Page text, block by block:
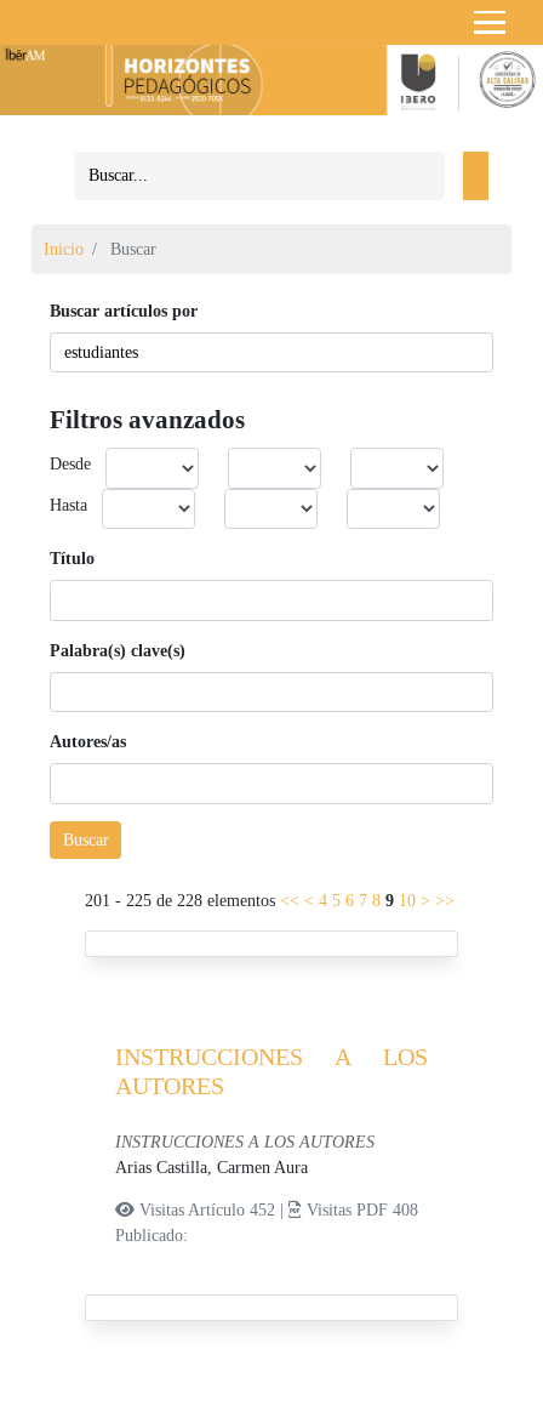
Inicio Buscar
Buscar artículos por
Filtros avanzados
Desde
Hasta
Título
Palabra(s) clave(s)
Autores/as
Buscar
201 - 225 de 228 elementos << < 4 5 6 7 8 9 10 > >>
INSTRUCCIONES A LOS
AUTORES
INSTRUCCIONES A LOS AUTORES
Arias Castilla, Carmen Aura
Visitas Artículo 452 |
Visitas PDF 408
Publicado: